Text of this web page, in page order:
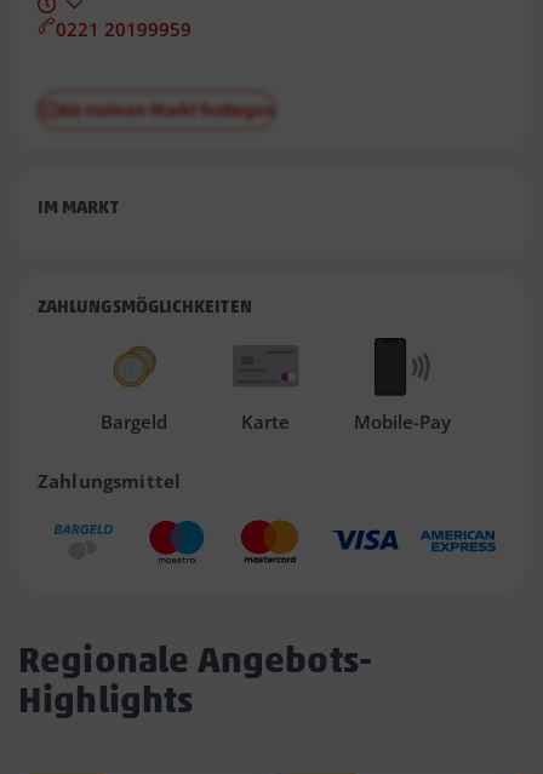
0221 20199959
Als meinen Markt festlegen
IM MARKT
ZAHLUNGSMÖGLICHKEITEN
Bargeld Karte Mobile-Pay
Zahlungsmittel
Regionale Angebots-
Highlights